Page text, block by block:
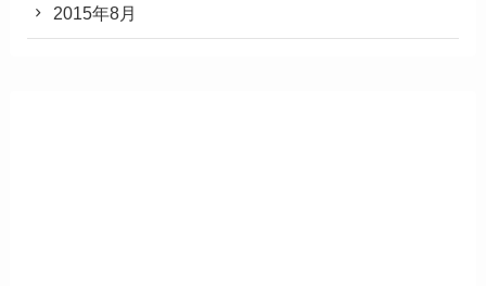
2015年8月